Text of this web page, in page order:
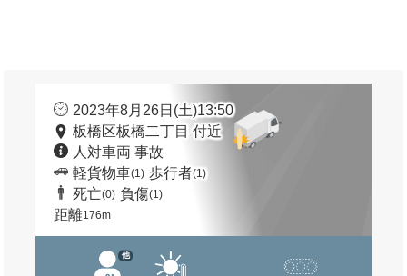
2023年8月26日(土)13:50
板橋区板橋二丁目 付近
人対車両 事故
軽貨物車(1) 歩行者(1)
死亡(0) 負傷(1)
距離176m
他